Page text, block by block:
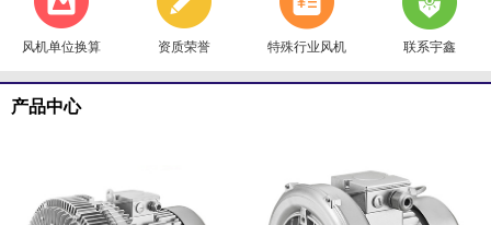
风机单位换算 资质荣誉 特殊行业风机 联系宇鑫
产品中心